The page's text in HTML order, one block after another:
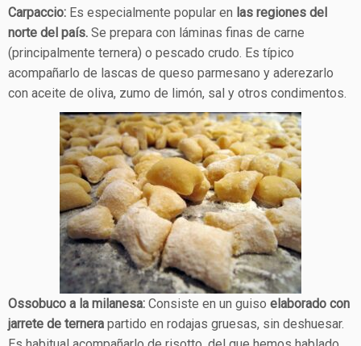
Carpaccio: Es especialmente popular en las regiones del
norte del país. Se prepara con láminas finas de carne
(principalmente ternera) o pescado crudo. Es típico
acompañarlo de lascas de queso parmesano y aderezarlo
con aceite de oliva, zumo de limón, sal y otros condimentos.
Ossobuco a la milanesa: Consiste en un guiso elaborado con
jarrete de ternera partido en rodajas gruesas, sin deshuesar.